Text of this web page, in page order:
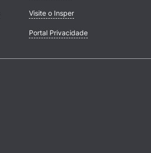
Visite o Insper
Portal Privacidade